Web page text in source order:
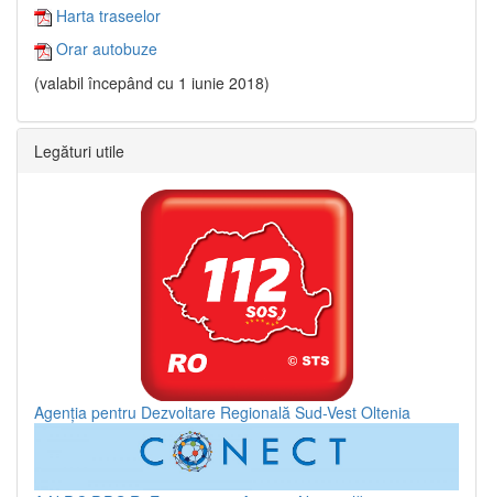
Harta traseelor
Orar autobuze
(valabil începând cu 1 iunie 2018)
Legături utile
Agenția pentru Dezvoltare Regională Sud-Vest Oltenia